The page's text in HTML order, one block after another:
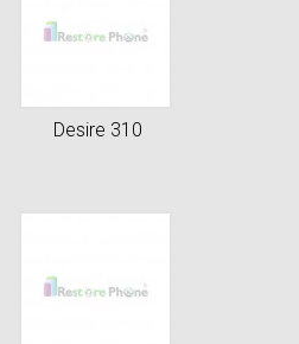
Desire 310